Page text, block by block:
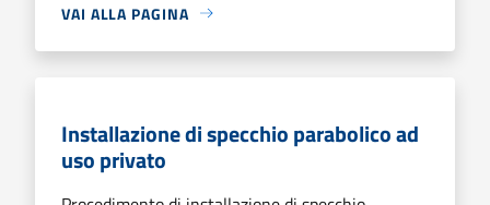
VAI ALLA PAGINA
Installazione di specchio parabolico ad
uso privato